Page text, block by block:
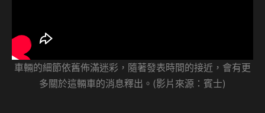
車輛的細節依舊佈滿迷彩，隨著發表時間的接近，會有更
多關於這輛車的消息釋出。(影片來源：賓士)